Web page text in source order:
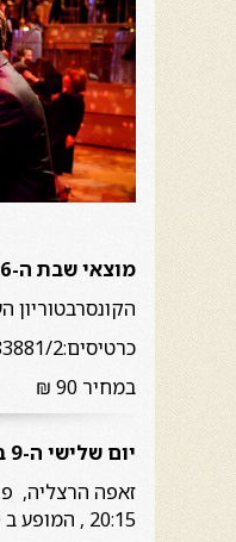
מוצאי שבת ה-6 בדצמבר 2014
הקונסרבטוריון
כרטיסים:08-6683881/2, 08-9467890
במחיר 90 ₪
יום שלישי ה-9 בדצמבר 2014
זאפה הרצליה,
20:15 , המופע ב 22:00